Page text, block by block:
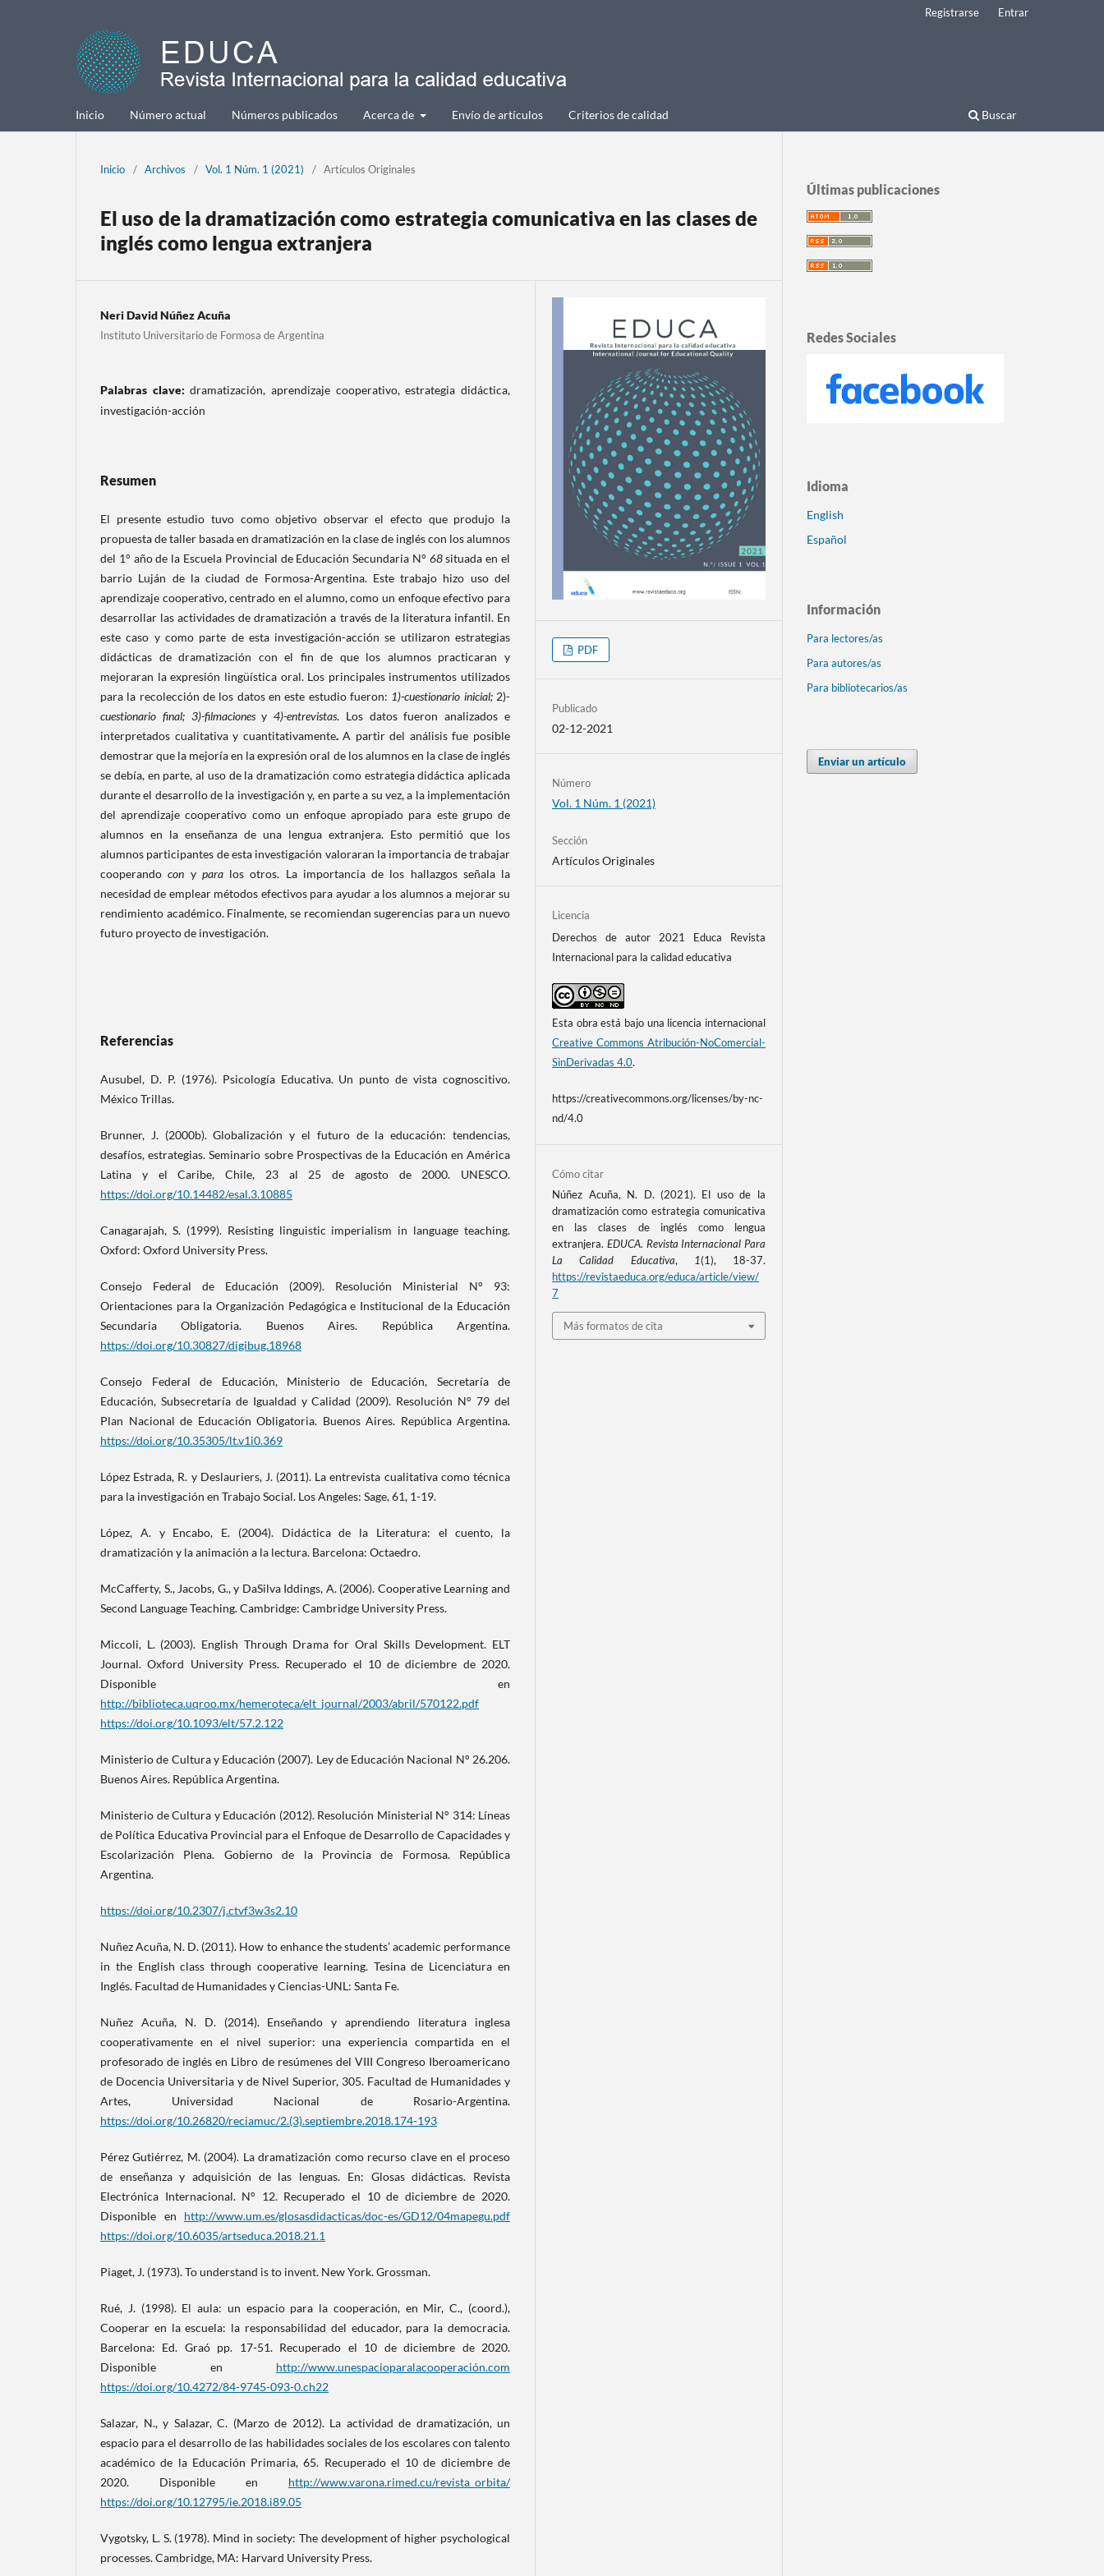
Inicio Número actual Números publicados Acerca de Envío de artículos Criterios de calidad Buscar
Registrarse Entrar
Inicio / Archivos / Vol. 1 Núm. 1 (2021) / Artículos Originales
El uso de la dramatización como estrategia comunicativa en las clases de
inglés como lengua extranjera
Neri David Núñez Acuña
Instituto Universitario de Formosa de Argentina
Palabras clave:dramatización, aprendizaje cooperativo, estrategia didáctica,
investigación-acción
Resumen
El presente estudio tuvo como objetivo observar el efecto que produjo la
propuesta de taller basada en dramatización en la clase de inglés con los alumnos
del 1° año de la Escuela Provincial de Educación Secundaria N° 68situada en el
barrio Luján de la ciudad de Formosa-Argentina. Este trabajo hizo uso del
aprendizaje cooperativo, centrado en el alumno, como un enfoque efectivo para
desarrollar las actividades de dramatización a través de la literatura infantil. En
este caso y como parte de esta investigación-acción se utilizaron estrategias
didácticas de dramatización con el fin de que los alumnos practicaran y
mejoraran la expresión lingüística oral. Los principales instrumentos utilizados
para la recolección de los datos en este estudio fueron: 1)-cuestionario inicial;2)-
cuestionario final; 3)-filmacionesy4)-entrevistas. Los datos fueron analizados e
interpretados cualitativa y cuantitativamente.A partir del análisis fue posible
demostrar que la mejoría en la expresión oral de los alumnos en la clase de inglés
se debía, en parte, al uso de la dramatización como estrategia didáctica aplicada
durante el desarrollo de la investigación y, en parte a su vez, a la implementación
del aprendizaje cooperativo como un enfoque apropiado para este grupo de
alumnos en la enseñanza de una lengua extranjera. Esto permitió que los
alumnos participantes de esta investigación valoraran la importancia de trabajar
cooperandocon y paralos otros. La importancia de los hallazgos señala la
necesidad de emplear métodos efectivos para ayudar a los alumnos a mejorar su
rendimiento académico. Finalmente, se recomiendan sugerencias para un nuevo
futuro proyecto de investigación.
Referencias
Ausubel, D. P. (1976). Psicología Educativa. Un punto de vista cognoscitivo.
México Trillas.
Brunner, J. (2000b). Globalización y el futuro de la educación: tendencias,
desafíos, estrategias. Seminario sobre Prospectivas de la Educación en América
Latina y el Caribe, Chile, 23 al 25 de agosto de 2000. UNESCO.
https://doi.org/10.14482/esal.3.10885
Canagarajah, S. (1999). Resisting linguistic imperialism in language teaching.
Oxford: Oxford University Press.
Consejo Federal de Educación (2009). Resolución Ministerial N° 93:
Orientaciones para la Organización Pedagógica e Institucional de la Educación
Secundaria Obligatoria. Buenos Aires. República Argentina.
https://doi.org/10.30827/digibug.18968
Consejo Federal de Educación, Ministerio de Educación, Secretaría de
Educación, Subsecretaría de Igualdad y Calidad (2009). Resolución N° 79 del
Plan Nacional de Educación Obligatoria. Buenos Aires. República Argentina.
https://doi.org/10.35305/lt.v1i0.369
López Estrada, R. y Deslauriers, J. (2011). La entrevista cualitativa como técnica
para la investigación en Trabajo Social. Los Angeles: Sage, 61, 1-19.
López, A. y Encabo, E. (2004). Didáctica de la Literatura: el cuento, la
dramatización y la animación a la lectura. Barcelona: Octaedro.
McCafferty, S., Jacobs, G., y DaSilva Iddings, A. (2006). Cooperative Learning and
Second Language Teaching. Cambridge: Cambridge University Press.
Miccoli, L. (2003). English Through Drama for Oral Skills Development. ELT
Journal. Oxford University Press. Recuperado el 10 de diciembre de 2020.
Disponible en
http://biblioteca.uqroo.mx/hemeroteca/elt_journal/2003/abril/570122.pdf
https://doi.org/10.1093/elt/57.2.122
Ministerio de Cultura y Educación (2007). Ley de Educación Nacional N° 26.206.
Buenos Aires. República Argentina.
Ministerio de Cultura y Educación (2012). Resolución Ministerial N° 314: Líneas
de Política Educativa Provincial para el Enfoque de Desarrollo de Capacidades y
Escolarización Plena. Gobierno de la Provincia de Formosa. República
Argentina.
https://doi.org/10.2307/j.ctvf3w3s2.10
Nuñez Acuña, N. D. (2011). How to enhance the students’ academic performance
in the English class through cooperative learning. Tesina de Licenciatura en
Inglés. Facultad de Humanidades y Ciencias-UNL: Santa Fe.
Nuñez Acuña, N. D. (2014). Enseñando y aprendiendo literatura inglesa
cooperativamente en el nivel superior: una experiencia compartida en el
profesorado de inglés en Libro de resúmenes del VIII Congreso Iberoamericano
de Docencia Universitaria y de Nivel Superior, 305. Facultad de Humanidades y
Artes, Universidad Nacional de Rosario-Argentina.
https://doi.org/10.26820/reciamuc/2.(3).septiembre.2018.174-193
Pérez Gutiérrez, M. (2004). La dramatización como recurso clave en el proceso
de enseñanza y adquisición de las lenguas. En: Glosas didácticas. Revista
Electrónica Internacional. N° 12. Recuperado el 10 de diciembre de 2020.
Disponible en http://www.um.es/glosasdidacticas/doc-es/GD12/04mapegu.pdf
https://doi.org/10.6035/artseduca.2018.21.1
Piaget, J. (1973). To understand is to invent. New York. Grossman.
Rué, J. (1998). El aula: un espacio para la cooperación, en Mir, C., (coord.),
Cooperar en la escuela: la responsabilidad del educador, para la democracia.
Barcelona: Ed. Graó pp. 17-51. Recuperado el 10 de diciembre de 2020.
Disponible en http://www.unespacioparalacooperación.com
https://doi.org/10.4272/84-9745-093-0.ch22
Salazar, N., y Salazar, C. (Marzo de 2012). La actividad de dramatización, un
espacio para el desarrollo de las habilidades sociales de los escolares con talento
académico de la Educación Primaria, 65. Recuperado el 10 de diciembre de
2020. Disponible en http://www.varona.rimed.cu/revista_orbita/
https://doi.org/10.12795/ie.2018.i89.05
Vygotsky, L. S. (1978). Mind in society: The development of higher psychological
processes. Cambridge, MA: Harvard University Press.
PDF
Publicado
02-12-2021
Número
Vol. 1 Núm. 1 (2021)
Sección
Artículos Originales
Licencia
Derechos de autor 2021 Educa Revista
Internacional para la calidad educativa
Esta obra está bajo una licencia internacional
Creative Commons Atribución-NoComercial-
SinDerivadas 4.0.
https://creativecommons.org/licenses/by-nc-
nd/4.0
Cómo citar
Núñez Acuña, N. D. (2021). El uso de la
dramatización como estrategia comunicativa
en las clases de inglés como lengua
extranjera. EDUCA. Revista Internacional Para
La Calidad Educativa, 1(1), 18-37.
https://revistaeduca.org/educa/article/view/
7
Más formatos de cita
Últimas publicaciones
Redes Sociales
Idioma
English
Español
Información
Para lectores/as
Para autores/as
Para bibliotecarios/as
Enviar un artículo